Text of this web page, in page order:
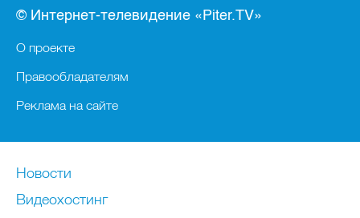
© Интернет-телевидение «Piter.TV»
О проекте
Правообладателям
Реклама на сайте
Новости
Видеохостинг